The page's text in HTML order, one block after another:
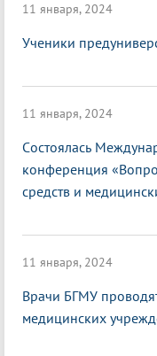
11 января, 2024
Ученики
11 января, 2024
Cостоялась
конференция
средств и
11 января, 2024
Врачи БГМУ
медицинских